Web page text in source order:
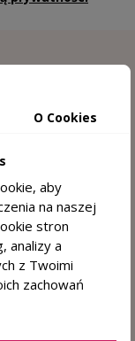
I SKÓRY
O Cookies
aby
na naszej
stron
analizy a
z Twoimi
zachowań